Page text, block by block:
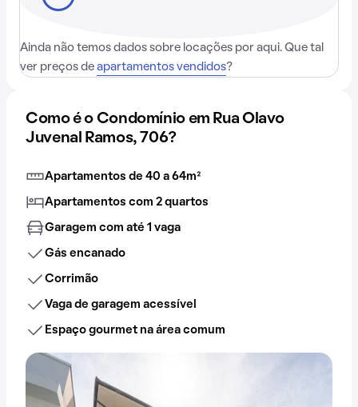
Ainda não temos dados sobre locações por aqui. Que tal
ver preços de apartamentos vendidos?
Como é o Condomínio em Rua Olavo
Juvenal Ramos, 706?
Apartamentos de 40 a 64m²
Apartamentos com 2 quartos
Garagem com até 1 vaga
Gás encanado
Corrimão
Vaga de garagem acessível
Espaço gourmet na área comum